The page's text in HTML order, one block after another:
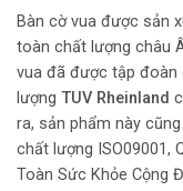
Bàn cờ vua được sản
toàn chất lượng châu
vua đã được tập
lượng TUV Rheinland
ra, sản phẩm này
chất lượng ISO09001,
Toàn Sức Khỏe Cộng